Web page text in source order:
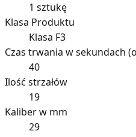
1 sztukę
Klasa Produktu
Klasa F3
Czas trwania w sekundach
40
Ilość strzałów
19
Kaliber w mm
29